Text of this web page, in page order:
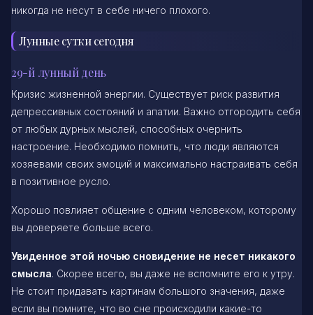
никогда не несут в себе ничего плохого.
Лунные сутки сегодня
29-й лунный день
Кризис жизненной энергии. Существует риск развития
депрессивных состояний и апатии. Важно отгородить себя
от любых дурных мыслей, способных очернить
настроение. Необходимо помнить, что люди являются
хозяевами своих эмоций и максимально настраивать себя
в позитивное русло.
Хорошо повлияет общение с одним человеком, которому
вы доверяете больше всего.
Увиденное этой ночью сновидение не несет никакого
смысла. Скорее всего, вы даже не вспомните его к утру.
Не стоит придавать картинам большого значения, даже
если вы помните, что во сне происходили какие-то